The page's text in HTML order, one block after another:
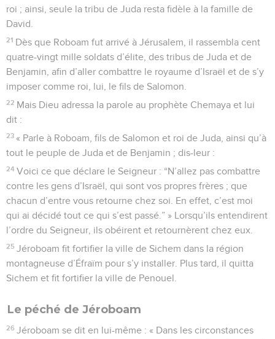
roi ; ainsi, seule la tribu de Juda resta fidèle à la famille de
David.
21 Dès que Roboam fut arrivé à Jérusalem, il rassembla cent
quatre-vingt mille soldats d’élite, des tribus de Juda et de
Benjamin, afin d’aller combattre le royaume d’Israël et de s’y
imposer comme roi, lui, le fils de Salomon.
22 Mais Dieu adressa la parole au prophète Chemaya et lui
dit :
23 « Parle à Roboam, fils de Salomon et roi de Juda, ainsi qu’à
tout le peuple de Juda et de Benjamin ; dis-leur :
24 Voici ce que déclare le Seigneur : “N’allez pas combattre
contre les gens d’Israël, qui sont vos propres frères ; que
chacun d’entre vous retourne chez soi. En effet, c’est moi
qui ai décidé tout ce qui s’est passé.” » Lorsqu’ils entendirent
l’ordre du Seigneur, ils obéirent et retournèrent chez eux.
25 Jéroboam fit fortifier la ville de Sichem dans la région
montagneuse d’Éfraïm pour s’y installer. Plus tard, il quitta
Sichem et fit fortifier la ville de Penouel.
Le péché de Jéroboam
26 Jéroboam se dit en lui-même : « Dans les circonstances